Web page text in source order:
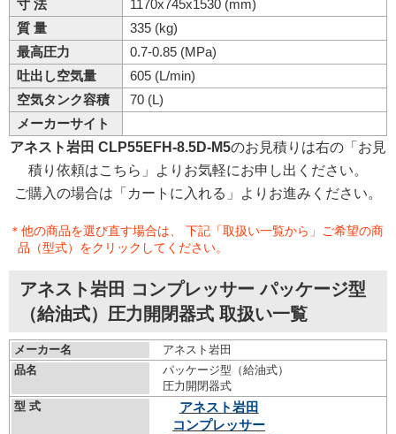
寸 法
1170x745x1530 (mm)
質 量
335 (kg)
最高圧力
0.7-0.85 (MPa)
吐出し空気量
605 (L/min)
空気タンク容積
70 (L)
メーカーサイト
アネスト岩田 CLP55EFH-8.5D-M5のお見積りは右の「お見
積り依頼はこちら」よりお気軽にお申し出ください。
ご購入の場合は「カートに入れる」よりお進みください。
＊他の商品を選び直す場合は、 下記「取扱い一覧から」ご希望の商
品（型式）をクリックしてください。
アネスト岩田 コンプレッサー パッケージ型
（給油式）圧力開閉器式 取扱い一覧
メーカー名
アネスト岩田
品名
パッケージ型（給油式）
圧力開閉器式
型 式
アネスト岩田
コンプレッサー